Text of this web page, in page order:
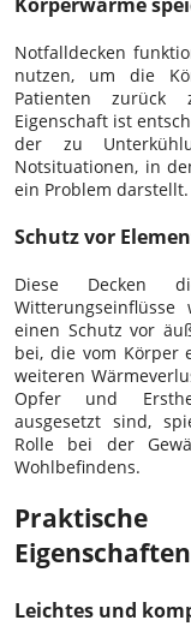
Notfalldecken
nutzen, um die
Patienten zurück
Eigenschaft ist
der zu
Notsituationen, in
ein Problem darstellt.
Schutz vor
Diese Decken
einen Schutz vor
bei, die vom Körper
weiteren
Opfer und
ausgesetzt sind,
Rolle bei der
Wohlbefindens.
Leichtes und